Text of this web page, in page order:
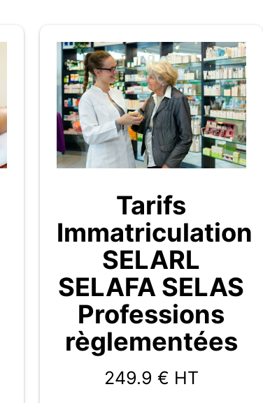
Tarifs
Immatriculation
SELARL
SELAFA SELAS
Professions
règlementées
249.9 € HT